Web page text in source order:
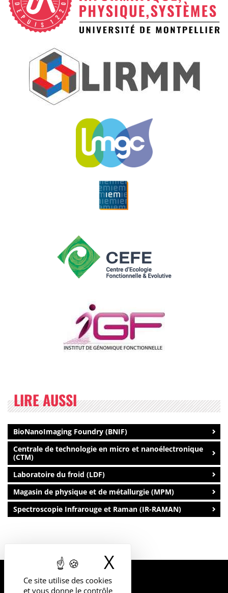
Ce site utilise des cookies
et vous donne le contrôle
X Masquer le
LIRE AUSSI
BioNanoImaging Foundry (BNIF)
Centrale de technologie en micro et nanoélectronique
(CTM)
Laboratoire du froid (LDF)
Magasin de physique et de métallurgie (MPM)
Spectroscopie Infrarouge et Raman (IR-RAMAN)
UNIVERSITÉ